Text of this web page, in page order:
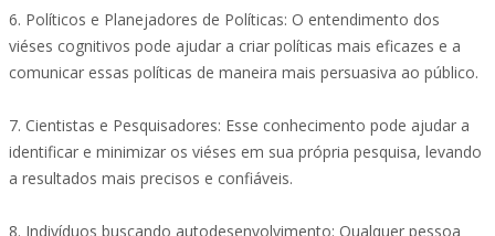
6. Políticos e Planejadores de Políticas: O entendimento dos
viéses cognitivos pode ajudar a criar políticas mais eficazes e a
comunicar essas políticas de maneira mais persuasiva ao público.
7. Cientistas e Pesquisadores: Esse conhecimento pode ajudar a
identificar e minimizar os viéses em sua própria pesquisa, levando
a resultados mais precisos e confiáveis.
8. Indivíduos buscando autodesenvolvimento: Qualquer pessoa